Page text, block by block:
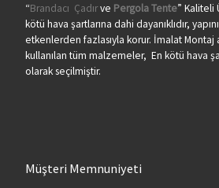
“Brandacı Çadırve PergolaTente” Kaliteli
kötü hava şartlarına dahi dayanıklıdır,
etkenlerden fazlasıyla korur. İmalat Montaj
kullanılan tüm malzemeler, En kötü hava
olarak seçilmiştir.
Müşteri Memnuniyeti